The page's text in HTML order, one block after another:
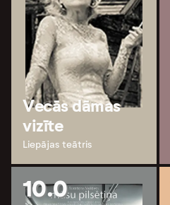
Vecās dāmas
vizīte
Liepājas teātris
10.0